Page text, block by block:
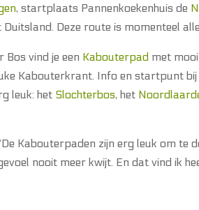
, startplaats Pannenkoekenhuis de
Deze route is momenteel
Bos vind je een Kabouterpad met
Kabouterkrant. Info en startpunt bij
leuk: het Slochterbos, het
Kabouterpaden zijn erg leuk om
nooit meer kwijt. En dat vind ik